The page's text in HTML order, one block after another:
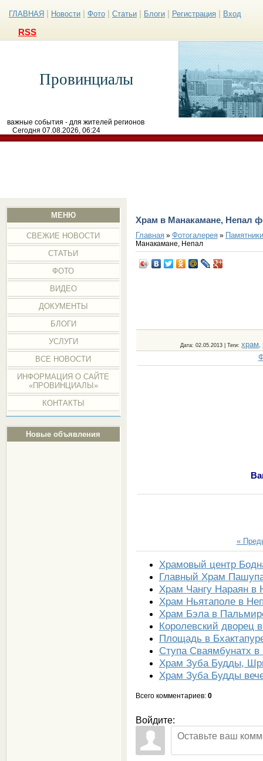
ГЛАВНАЯ Новости Фото Статьи Блоги Регистрация Вход
RSS
Провинциалы
важные события - для жителей регионов
Сегодня 07.08.2026, 06:24
МЕНЮ
СВЕЖИЕ НОВОСТИ
СТАТЬИ
ФОТО
ВИДЕО
ДОКУМЕНТЫ
БЛОГИ
УСЛУГИ
ВСЕ НОВОСТИ
ИНФОРМАЦИЯ О САЙТЕ
«ПРОВИНЦИАЛЫ»
КОНТАКТЫ
Новые объявления
Храм в Манакамане, Непал
Главная» Фотогалерея»
Манакамане, Непал
Дата: 02.05.2013 |Теги:храм
«
Храмовый центр
Главный Храм
Храм Чангу Нараян в
Храм Ньятаполе в
Храм Бэла в
Королевский дворец
Площадь в
Ступа Сваямбунатх в
Храм Зуба Будды,
Храм Зуба Будды
Всего комментариев: 0
Войдите: